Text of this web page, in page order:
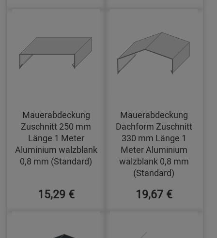
Mauerabdeckung
Zuschnitt 250 mm
Länge 1 Meter
Aluminium walzblank
0,8 mm (Standard)
15,29 €
Mauerabdeckung
Dachform Zuschnitt
330 mm Länge 1
Meter Aluminium
walzblank 0,8 mm
(Standard)
19,67 €